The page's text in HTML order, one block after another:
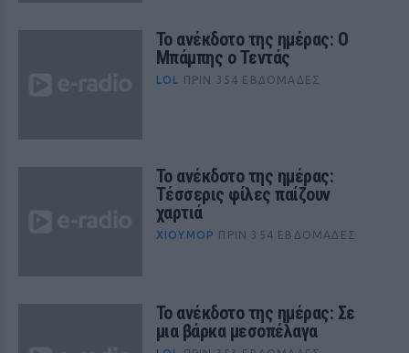
Το ανέκδοτο της ημέρας: Ο
Μπάμπης ο Τεντάς
LOL ΠΡΙΝ 354 ΕΒΔΟΜΆΔΕΣ
Το ανέκδοτο της ημέρας:
Τέσσερις φίλες παίζουν
χαρτιά
ΧΙΟΎΜΟΡ ΠΡΙΝ 354 ΕΒΔΟΜΆΔΕΣ
Το ανέκδοτο της ημέρας: Σε
μια βάρκα μεσοπέλαγα